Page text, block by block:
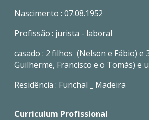
Nascimento : 07.08.1952
Profissão : jurista - laboral
casado : 2 filhos (Nelson e Fábio) e
Guilherme, Francisco e o Tomás) e
Residência : Funchal _ Madeira
Curriculum Profissional